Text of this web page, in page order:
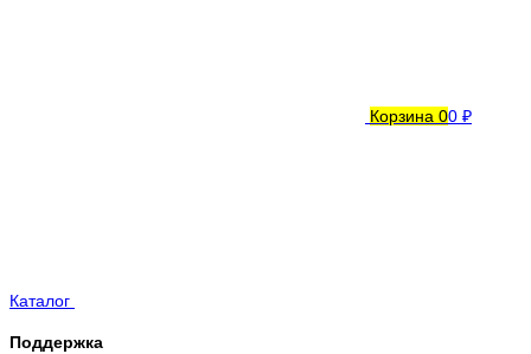
Корзина 00 ₽
Каталог
Поддержка